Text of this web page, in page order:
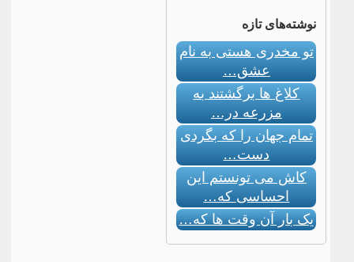
نوشته‌های تازه
تو مخدری هستی به نام
عشق…
کلاغ ها برگشتند به
مزرعه در…
تمام جهان را که بگردی
دست…
کاش می تونستم این
احساسی که…
یک بار آن وقت ها که…